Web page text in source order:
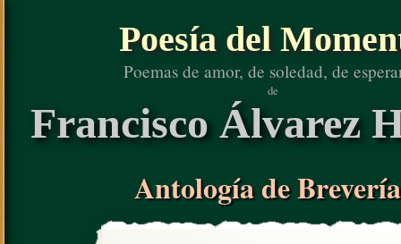
Poesía del
Poemas de amor, de soledad, de
de
Francisco Álvarez
Antología de